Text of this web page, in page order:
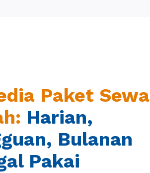
Paket Sewa
Harian,
Bulanan
Pakai